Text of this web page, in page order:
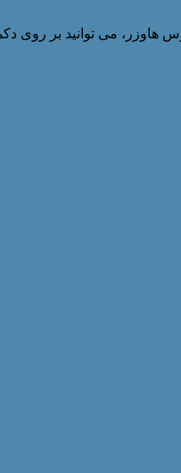
هاوزر، می توانید بر روی